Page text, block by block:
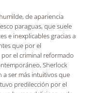
de apariencia
paraguas, que suele
e inexplicables gracias a
que por el
el criminal reformado
Sherlock
a ser más intuitivos que
predilección por el